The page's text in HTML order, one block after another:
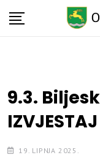
Skip
9.3.
19. LIPNJA 2025.